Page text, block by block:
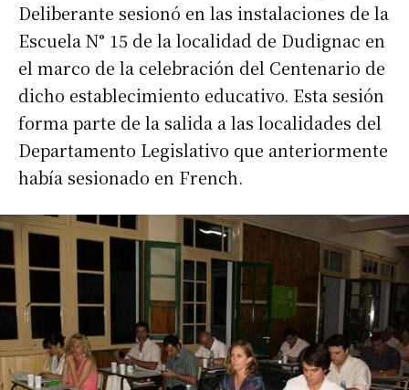
Deliberante sesionó en las instalaciones de la
Escuela N° 15 de la localidad de Dudignac en
el marco de la celebración del Centenario de
dicho establecimiento educativo. Esta sesión
forma parte de la salida a las localidades del
Departamento Legislativo que anteriormente
había sesionado en French.